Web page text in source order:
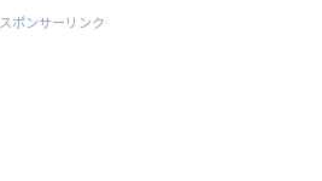
スポンサーリンク